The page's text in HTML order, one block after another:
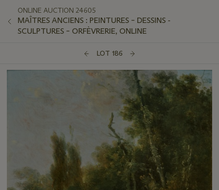
ONLINE AUCTION 24605
MAÎTRES ANCIENS : PEINTURES – DESSINS -
SCULPTURES – ORFÈVRERIE, ONLINE
LOT 186